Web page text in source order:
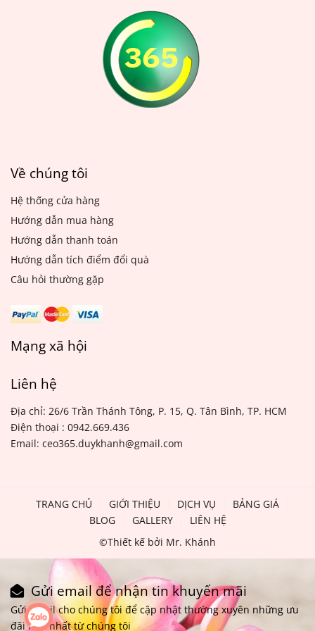
việc giặt màn cửa thường
xuyên là vô cùng cần thiết
để giữ cho ngôi nhà luôn
sạch sẽ và đẹp mắt.
độ mới của thảm. Bạn có
thể thuê dịch vụ giặt thảm
chuyên nghiệp hoặc tự giặt
thảm tại nhà bằng các
cách đơn giản sau đây.
Về chúng tôi
Hệ thống cửa hàng
Hướng dẫn mua hàng
Hướng dẫn thanh toán
Hướng dẫn tích điểm đổi quà
Câu hỏi thường gặp
Mạng xã hội
Liên hệ
Địa chỉ: 26/6 Trần Thánh Tông, P. 15, Q. Tân Bình, TP. HCM
Điện thoại : 0942.669.436
Email: ceo365.duykhanh@gmail.com
TRANG CHỦ GIỚI THIỆU DỊCH VỤ
BẢNG GIÁ
BLOG
GALLERY
LIÊN HỆ
©Thiết kế bởi Mr. Khánh
Gửi email để nhận tin khuyến mãi
Gửi email cho chúng tôi để cập nhật thường xuyên những ưu
đãi mới nhất từ chúng tôi